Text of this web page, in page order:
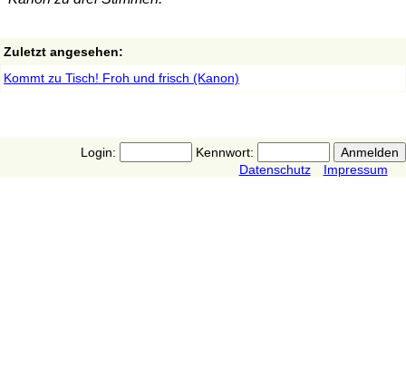
Zuletzt angesehen:
Kommt zu Tisch! Froh und frisch (Kanon)
Login:
Kennwort:
Datenschutz
Impressum